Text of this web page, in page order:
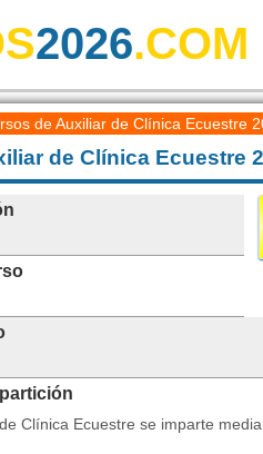
2026.COM
de Auxiliar de Clínica Ecuestre
de Clínica Ecuestre
Clínica Ecuestre se imparte